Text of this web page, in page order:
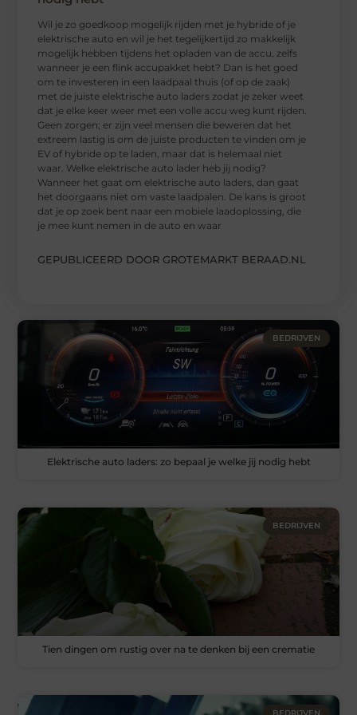
Wil je zo goedkoop mogelijk rijden met je hybride of je
elektrische auto en wil je het tegelijkertijd zo makkelijk
mogelijk hebben tijdens het opladen van de accu, zelfs
wanneer je een flink accupakket hebt? Dan is het goed
om te investeren in een laadpaal thuis (of op de zaak)
met de juiste elektrische auto laders zodat je zeker weet
dat je elke keer weer met een volle accu weg kunt rijden.
Geen zorgen; er zijn veel mensen die beweren dat het
extreem lastig is om de juiste producten te vinden om je
EV of hybride op te laden, maar dat is helemaal niet
waar. Welke elektrische auto lader heb jij nodig?
Wanneer het gaat om elektrische auto laders, dan gaat
het doorgaans niet om vaste laadpalen. De kans is groot
dat je op zoek bent naar een mobiele laadoplossing, die
je mee kunt nemen in de auto en waar
GEPUBLICEERD DOOR GROTEMARKT BERAAD.NL
BEDRIJVEN
Elektrische auto laders: zo bepaal je welke jij nodig hebt
BEDRIJVEN
Tien dingen om rustig over na te denken bij een crematie